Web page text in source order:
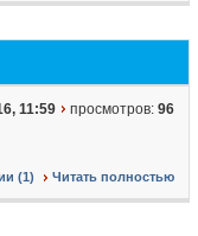
11:59 просмотров: 96
(1) Читать полностью